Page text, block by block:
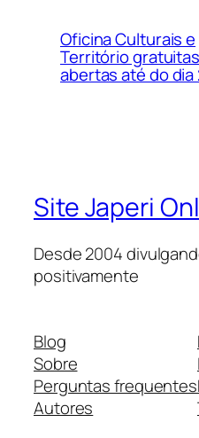
Oficina Culturais e
Território gratuitas
abertas até do
Site Japeri
Desde 2004
positivamente
Blog
Sobre
Perguntas frequentes
Autores